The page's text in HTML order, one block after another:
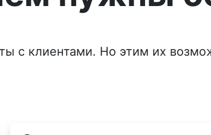
с клиентами. Но этим их